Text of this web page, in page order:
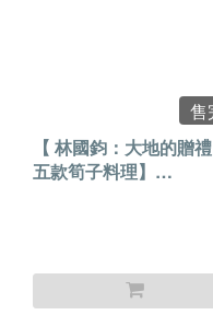
售
【 林國鈞：大地的贈禮
五款筍子料理】